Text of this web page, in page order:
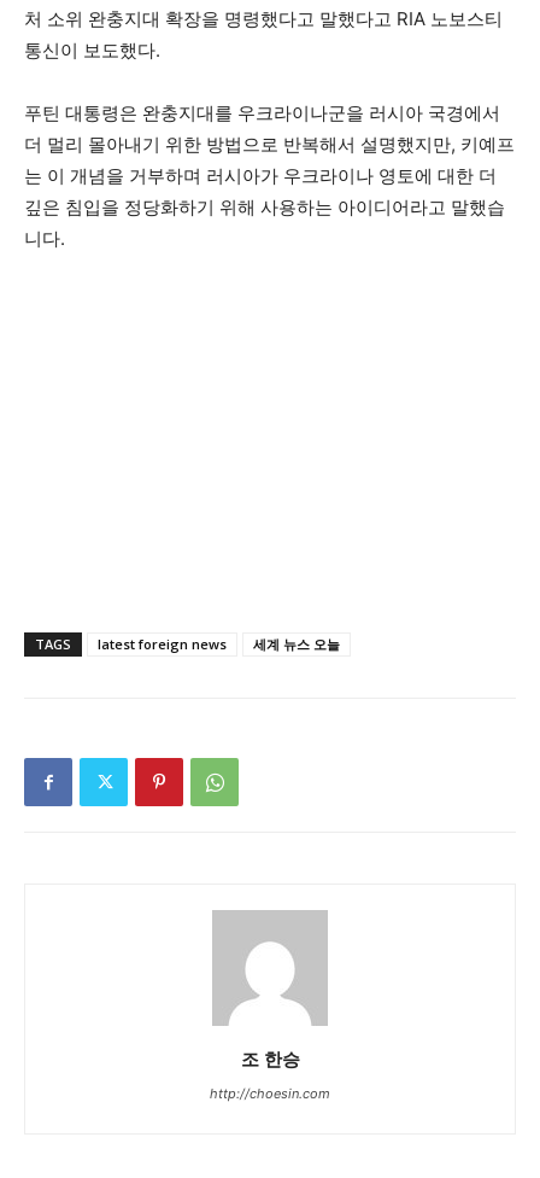
처 소위 완충지대 확장을 명령했다고 말했다고 RIA 노보스티
통신이 보도했다.
푸틴 대통령은 완충지대를 우크라이나군을 러시아 국경에서
더 멀리 몰아내기 위한 방법으로 반복해서 설명했지만, 키예프
는 이 개념을 거부하며 러시아가 우크라이나 영토에 대한 더
깊은 침입을 정당화하기 위해 사용하는 아이디어라고 말했습
니다.
TAGS latest foreign news 세계 뉴스 오늘
조 한승
http://choesin.com